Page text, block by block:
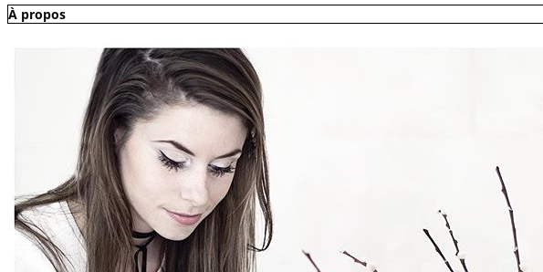
À propos